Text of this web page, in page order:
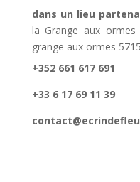
dans un lieu
la Grange aux
grange aux ormes
+352 661 617 691
+33 6 17 69 11 39